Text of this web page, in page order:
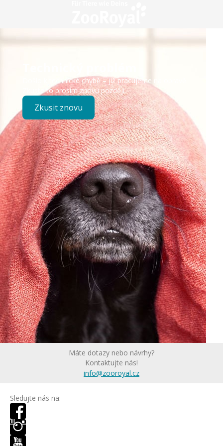
Došlo k technické chybě – již pracujeme na opravě.
Zkuste to prosím znovu později.
Zkusit znovu
Máte dotazy nebo návrhy?
Kontaktujte nás!
info@zooroyal.cz
Sledujte nás na: